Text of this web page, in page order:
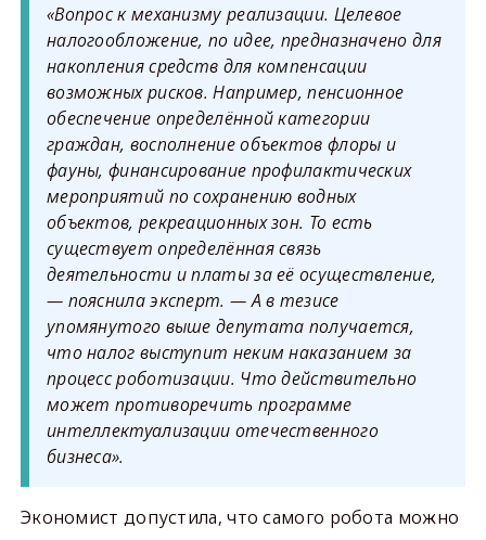
«Вопрос к механизму реализации. Целевое
налогообложение, по идее, предназначено для
накопления средств для компенсации
возможных рисков. Например, пенсионное
обеспечение определённой категории
граждан, восполнение объектов флоры и
фауны, финансирование профилактических
мероприятий по сохранению водных
объектов, рекреационных зон. То есть
существует определённая связь
деятельности и платы за её осуществление,
— пояснила эксперт. — А в тезисе
упомянутого выше депутата получается,
что налог выступит неким наказанием за
процесс роботизации. Что действительно
может противоречить программе
интеллектуализации отечественного
бизнеса».
Экономист допустила, что самого робота можно